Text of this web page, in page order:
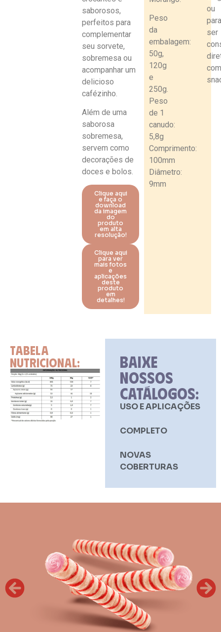
saborosos,
perfeitos para
complementar
seu sorvete,
sobremesa ou
acompanhar um
delicioso
cafézinho.
Além de uma
saborosa
sobremesa,
servem como
decorações de
doces e bolos.
Clique aqui
e faça o
download
da imagem
do
produto
em alta
resolução!
Clique aqui
para ver
mais fotos
e
aplicações
deste
produto
em
detalhes!
Peso
da
embalagem:
50g,
120g
e
250g.
Peso
de 1
canudo:
5,8g
Comprimento:
100mm
Diâmetro:
9mm
ou
ser
BAIXE
NOSSOS
CATÁLOGOS:
USO E APLICAÇÕES
COMPLETO
NOVAS
COBERTURAS
TABELA
NUTRICIONAL: